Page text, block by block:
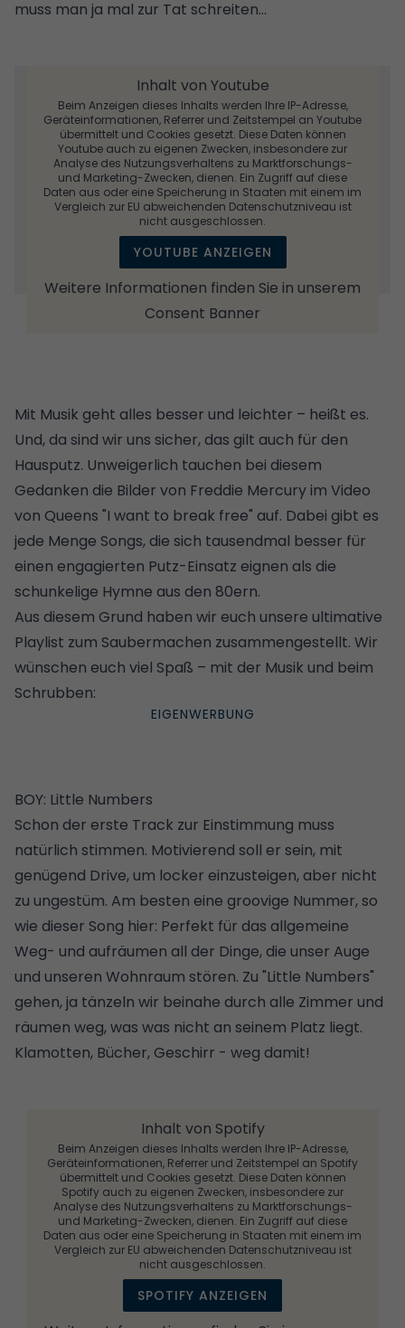
muss man ja mal zur Tat schreiten...
Inhalt von Youtube
Beim Anzeigen dieses Inhalts werden Ihre IP-Adresse,
Geräteinformationen, Referrer und Zeitstempel an Youtube
übermittelt und Cookies gesetzt. Diese Daten können
Youtube auch zu eigenen Zwecken, insbesondere zur
Analyse des Nutzungsverhaltens zu Marktforschungs-
und Marketing-Zwecken, dienen. Ein Zugriff auf diese
Daten aus oder eine Speicherung in Staaten mit einem im
Vergleich zur EU abweichenden Datenschutzniveau ist
nicht ausgeschlossen.
YOUTUBE ANZEIGEN
Weitere Informationen finden Sie in unserem
Consent Banner
Mit Musik geht alles besser und leichter – heißt es.
Und, da sind wir uns sicher, das gilt auch für den
Hausputz. Unweigerlich tauchen bei diesem
Gedanken die Bilder von Freddie Mercury im Video
von Queens "I want to break free" auf. Dabei gibt es
jede Menge Songs, die sich tausendmal besser für
einen engagierten Putz-Einsatz eignen als die
schunkelige Hymne aus den 80ern.
Aus diesem Grund haben wir euch unsere ultimative
Playlist zum Saubermachen zusammengestellt. Wir
wünschen euch viel Spaß – mit der Musik und beim
Schrubben:
BOY: Little Numbers
Schon der erste Track zur Einstimmung muss
natürlich stimmen. Motivierend soll er sein, mit
genügend Drive, um locker einzusteigen, aber nicht
zu ungestüm. Am besten eine groovige Nummer, so
wie dieser Song hier: Perfekt für das allgemeine
Weg- und aufräumen all der Dinge, die unser Auge
und unseren Wohnraum stören. Zu "Little Numbers"
gehen, ja tänzeln wir beinahe durch alle Zimmer und
räumen weg, was was nicht an seinem Platz liegt.
Klamotten, Bücher, Geschirr - weg damit!
Inhalt von Spotify
Beim Anzeigen dieses Inhalts werden Ihre IP-Adresse,
Geräteinformationen, Referrer und Zeitstempel an Spotify
übermittelt und Cookies gesetzt. Diese Daten können
Spotify auch zu eigenen Zwecken, insbesondere zur
Analyse des Nutzungsverhaltens zu Marktforschungs-
und Marketing-Zwecken, dienen. Ein Zugriff auf diese
Daten aus oder eine Speicherung in Staaten mit einem im
Vergleich zur EU abweichenden Datenschutzniveau ist
nicht ausgeschlossen.
SPOTIFY ANZEIGEN